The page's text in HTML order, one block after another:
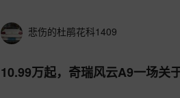
悲伤的杜鹃花科1409
10.99万起，奇瑞风云A9一场关